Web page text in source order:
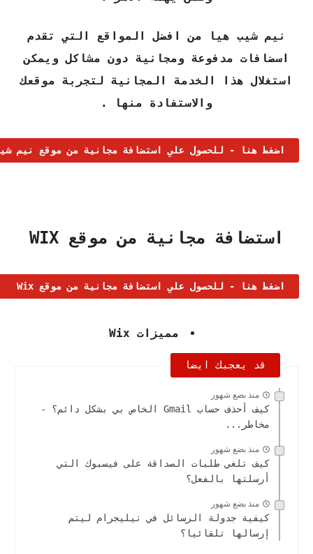
نيم شيب هيا من افضل المواقع التي تقدم
اسضافات مدفوعة ومجانية دون مشاكل ويمكن
استغلال هذا الخدمة المجانية لتجربة موقعك
والاستفادة منها .
اضغط هنا - للحصول علي استضافة مجانية من موقع نيم
استضافة مجانية من موقع WIX
اضغط هنا - للحصول علي استضافة مجانية من موقع Wix
مميزات Wix
قد يعجبك ايضا
منذ بضع شهور
كيف أحذف حساب Gmail الخاص بي بشكل دائم؟ -
مخاطر...
منذ بضع شهور
كيف تلغي طلبات الصداقة على فيسبوك التي
أرسلتها بالفعل؟
منذ بضع شهور
كيفية جدولة الرسائل في تيليجرام ليتم
إرسالها تلقائيا؟